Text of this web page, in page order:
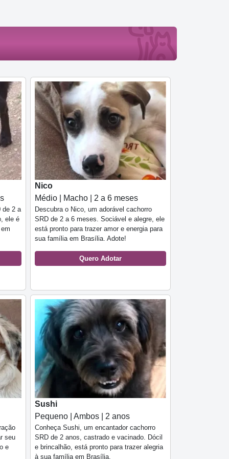
de 2 a
ele é
Nico
Médio | Macho | 2 a 6 meses
Descubra o Nico, um adorável cachorro
SRD de 2 a 6 meses. Sociável e alegre, ele
está pronto para trazer amor e energia para
sua família em Brasília. Adote!
Quero Adotar
seu
e
Sushi
Pequeno | Ambos | 2 anos
Conheça Sushi, um encantador cachorro
SRD de 2 anos, castrado e vacinado. Dócil
e brincalhão, está pronto para trazer alegria
à sua família em Brasília.